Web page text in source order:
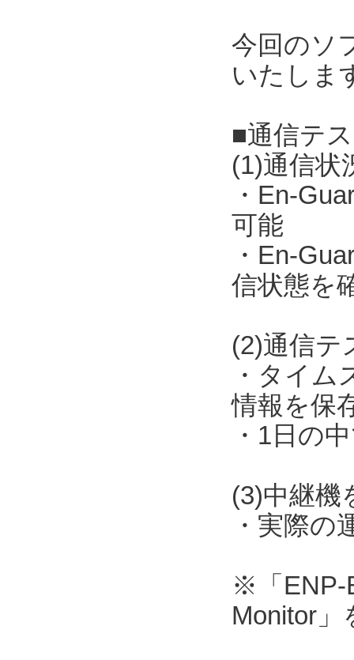
今回のソ
いたしま
■通信テ
(1)通信状
・En-
可能
・En-
信状態を
(2)通信テ
・タイ
情報を保
・1日の
(3)中継機
・実際の
※「ENP-
Monitor